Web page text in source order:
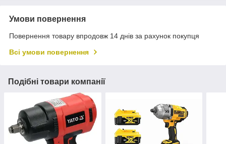
Умови повернення
Повернення товару впродовж 14 днів за рахунок покупця
Всі умови повернення
Подібні товари компанії